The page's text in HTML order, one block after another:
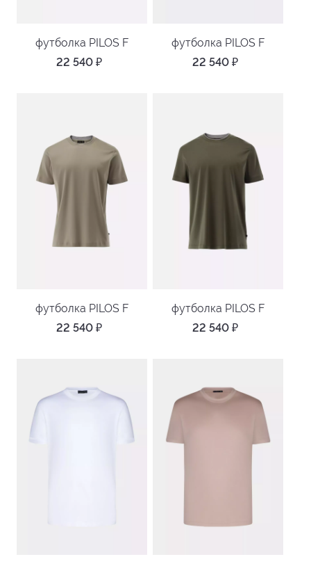
футболка PILOS F
22 540 ₽
футболка PILOS F
22 540 ₽
футболка PILOS F
22 540 ₽
футболка PILOS F
22 540 ₽